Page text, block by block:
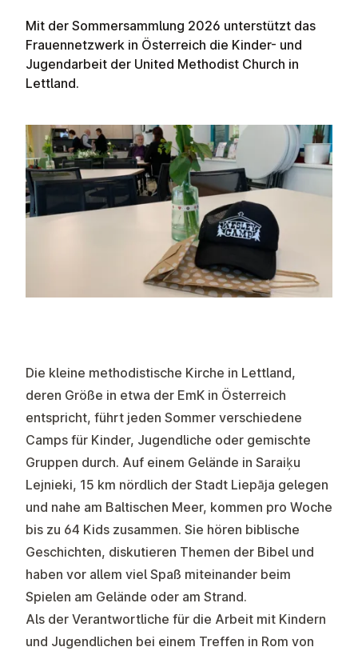
Mit der Sommersammlung 2026 unterstützt das
Frauennetzwerk in Österreich die Kinder- und
Jugendarbeit der United Methodist Church in
Lettland.
Die kleine methodistische Kirche in Lettland,
deren Größe in etwa der EmK in Österreich
entspricht, führt jeden Sommer verschiedene
Camps für Kinder, Jugendliche oder gemischte
Gruppen durch. Auf einem Gelände in Saraiķu
Lejnieki, 15 km nördlich der Stadt Liepāja gelegen
und nahe am Baltischen Meer, kommen pro Woche
bis zu 64 Kids zusammen. Sie hören biblische
Geschichten, diskutieren Themen der Bibel und
haben vor allem viel Spaß miteinander beim
Spielen am Gelände oder am Strand.
Als der Verantwortliche für die Arbeit mit Kindern
und Jugendlichen bei einem Treffen in Rom von